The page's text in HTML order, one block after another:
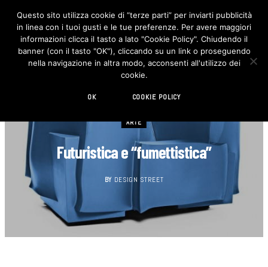
F
c
e
b
o
I
n
s
t
ARTE
Futuristica e “fumettistica”
BY DESIGN STREET
Questo sito utilizza cookie di “terze parti” per inviarti pubblicità
in linea con i tuoi gusti e le tue preferenze. Per avere maggiori
informazioni clicca il tasto a lato "Cookie Policy". Chiudendo il
banner (con il tasto "OK"), cliccando su un link o proseguendo
nella navigazione in altra modo, acconsenti all'utilizzo dei
cookie.
OK COOKIE POLICY